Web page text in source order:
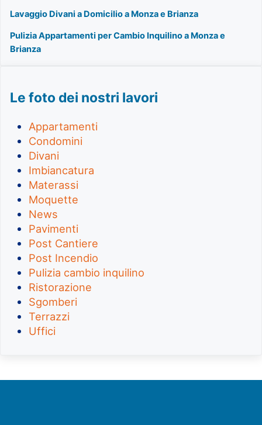
Lavaggio Divani a Domicilio a Monza e Brianza
Pulizia Appartamenti per Cambio Inquilino a Monza e
Brianza
Le foto dei nostri lavori
Appartamenti
Condomini
Divani
Imbiancatura
Materassi
Moquette
News
Pavimenti
Post Cantiere
Post Incendio
Pulizia cambio inquilino
Ristorazione
Sgomberi
Terrazzi
Uffici